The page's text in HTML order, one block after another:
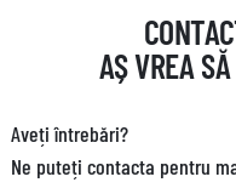
AȘ VREA
Aveți întrebări?
Ne puteți contacta pentru